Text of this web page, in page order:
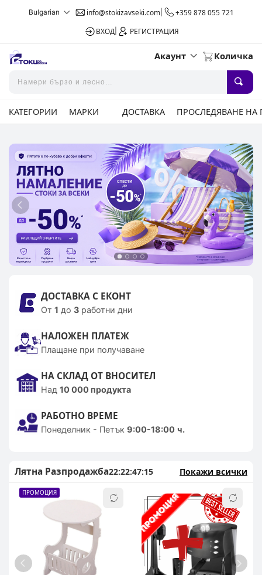
Bulgarian info@stokizavseki.com|
+359 878 055 721
ВХОД
РЕГИСТРАЦИЯ
Акаунт Количка
КАТЕГОРИИ МАРКИ ДОСТАВКА ПРОСЛЕДЯВАНЕ НА
ДОСТАВКА С ЕКОНТ
От 1 до 3 работни дни
НАЛОЖЕН ПЛАТЕЖ
Плащане при получаване
НА СКЛАД ОТ ВНОСИТЕЛ
Над 10 000 продукта
РАБОТНО ВРЕМЕ
Понеделник - Петък 9:00-18:00 ч.
Лятна Разпродажба22:22:47:14 Покажи всички
ПРОМОЦИЯ